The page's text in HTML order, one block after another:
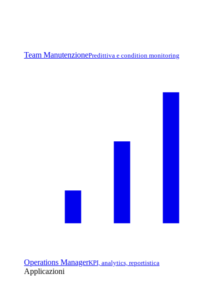
Team ManutenzionePredittiva e condition monitoring
Operations ManagerKPI, analytics, reportistica
Applicazioni